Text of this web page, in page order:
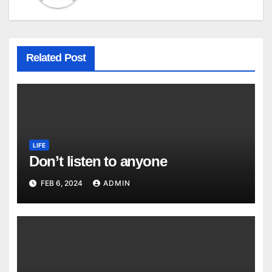
Related Post
LIFE
Don’t listen to anyone
FEB 6, 2024 ADMIN